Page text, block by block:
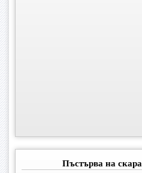
Пъстърва на скара